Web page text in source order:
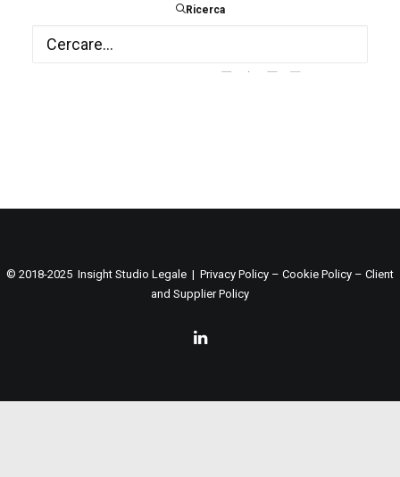
Ricerca
© 2018-2025 Insight Studio Legale | Privacy Policy – Cookie Policy – Client
and Supplier Policy